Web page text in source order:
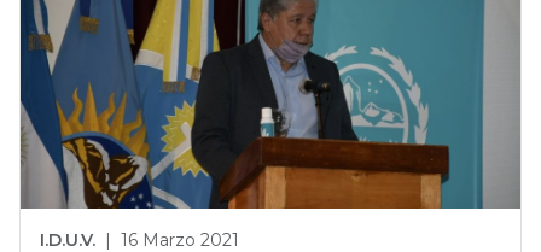
I.D.U.V. | 16 Marzo 2021